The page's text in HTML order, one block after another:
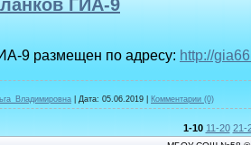
ГИА-9
9 размещен по адресу: http://
Дата: 05.06.2019 Комментарии (0)
1-10 11-20 21-